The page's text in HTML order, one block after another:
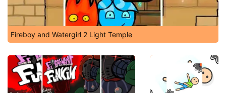
Fireboy and Watergirl 2 Light Temple